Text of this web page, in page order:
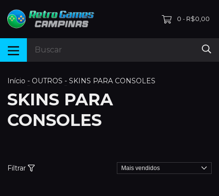
0 - R$0,00
Início - OUTROS - SKINS PARA CONSOLES
SKINS PARA
CONSOLES
Filtrar